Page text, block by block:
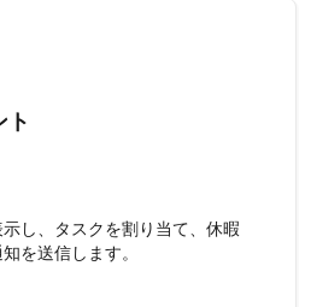
ト
し、タスクを割り当て、休暇
を送信します。